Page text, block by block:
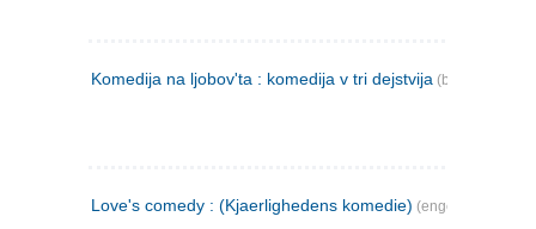
Komedija na ljobov'ta : komedija v tri dejstvija (bulgarsk)
Love's comedy : (Kjaerlighedens komedie) (engelsk)